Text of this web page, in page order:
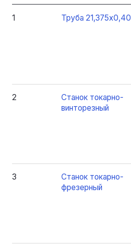
1 Труба 21,375х0,40
2
Станок токарно-
винторезный
3
Станок токарно-
фрезерный